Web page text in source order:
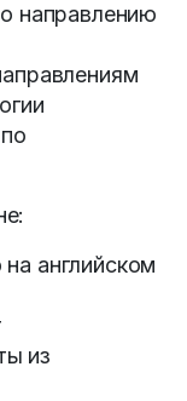
направлению
английском
из